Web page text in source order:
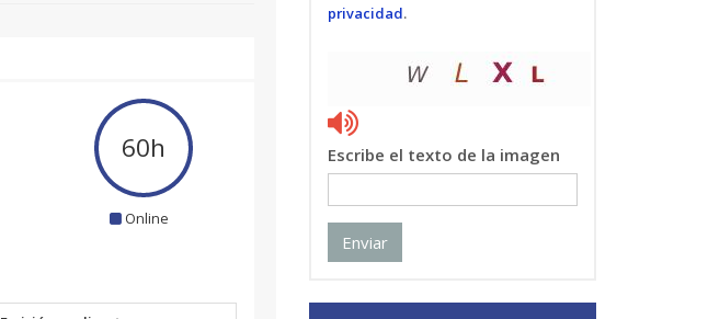
60h
Online
privacidad.
Escribe el texto de la imagen
Enviar